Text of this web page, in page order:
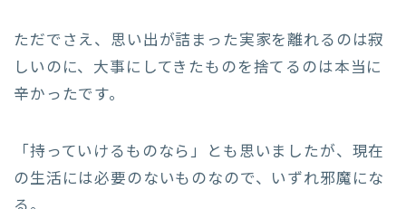
ただでさえ、思い出が詰まった実家を離れるのは寂
しいのに、大事にしてきたものを捨てるのは本当に
辛かったです。
「持っていけるものなら」とも思いましたが、現在
の生活には必要のないものなので、いずれ邪魔にな